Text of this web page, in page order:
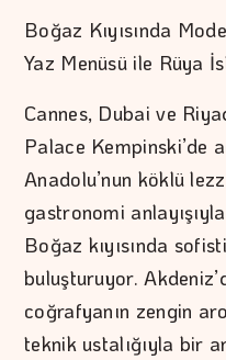
Boğaz Kıyısında
Yaz Menüsü ile Rüya
Cannes, Dubai ve
Palace Kempinski’de
Anadolu’nun köklü
gastronomi
Boğaz kıyısında
buluşturuyor.
coğrafyanın zengin
teknik ustalığıyla bir